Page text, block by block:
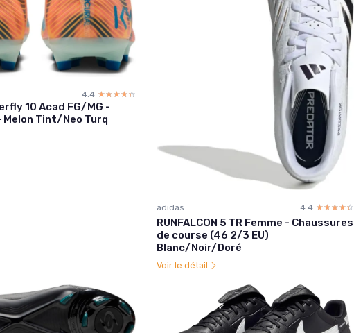
4.4 ☆☆☆☆☆
★★★★★
10 Acad FG/MG -
Melon Tint/Neo Turq
adidas 4.4 ☆☆☆☆☆
★★★★★
RUNFALCON 5 TR Femme - Chaussures
de course (46 2/3 EU)
Blanc/Noir/Doré
Voir le détail